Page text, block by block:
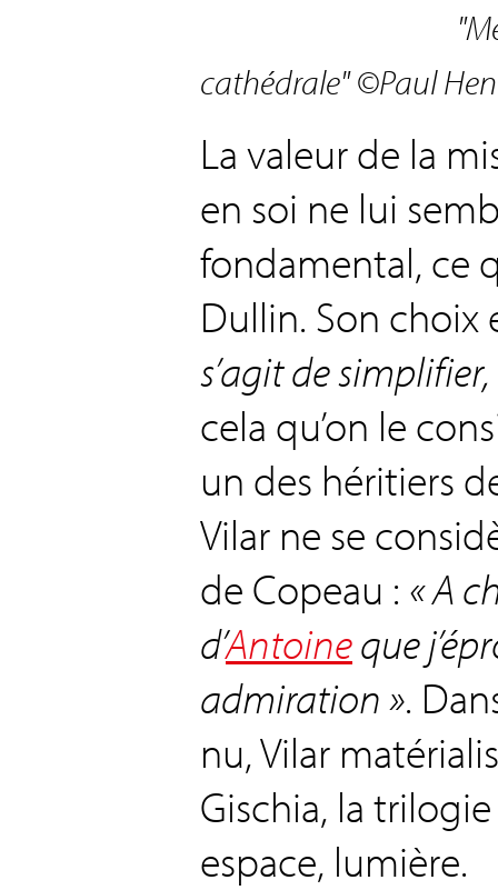
cathédrale"©Paul
La valeur de la
en soi ne lui
fondamental, ce
Dullin. Son
s’agit de
cela qu’on le
un des héritiers
Vilar ne se
de Copeau : « A
d’Antoineque
admiration ».
nu, Vilar
Gischia, la trilogie
espace, lumière.